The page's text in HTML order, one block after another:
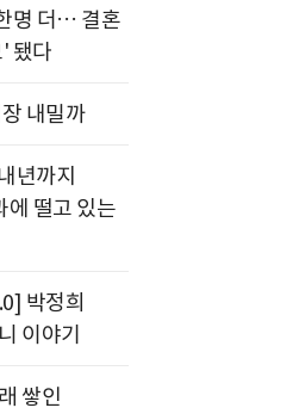
명 더… 결혼
됐다
내밀까
년까지
떨고 있는
박정희
이야기
쌓인